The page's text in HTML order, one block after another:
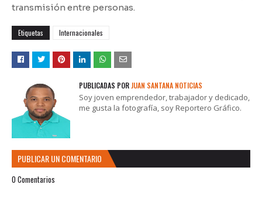
transmisión entre personas.
Etiquetas Internacionales
PUBLICADAS PORJUAN SANTANA NOTICIAS
Soy joven emprendedor, trabajador y dedicado,
me gusta la fotografía, soy Reportero Gráfico.
PUBLICAR UN COMENTARIO
0 Comentarios